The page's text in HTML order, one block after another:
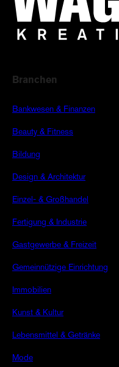
Branchen
Bankwesen & Finanzen
Beauty & Fitness
Bildung
Design & Architektur
Einzel- & Großhandel
Fertigung & Industrie
Gastgewerbe & Freizeit
Gemeinnützige Einrichtung
Immobilien
Kunst & Kultur
Lebensmittel & Getränke
Mode